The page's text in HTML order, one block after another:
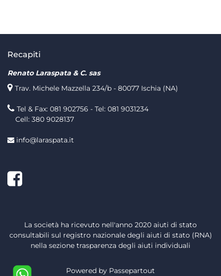
Recapiti
Renato Laraspata & C. sas
Trav. Michele Mazzella 234/b - 80077 Ischia (NA)
Tel & Fax: 081 902756 - Tel: 081 9031234
Cell: 380 9028137
info@laraspata.it
Facebook
La società ha ricevuto nell'anno 2020 aiuti di stato
consultabili sul registro nazionale degli aiuti di stato (RNA)
nella sezione trasparenza degli aiuti individuali
Powered by Passepartout